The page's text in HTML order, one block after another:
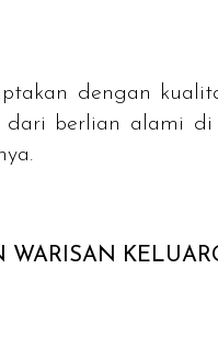
dengan
dari berlian alami di
WARISAN